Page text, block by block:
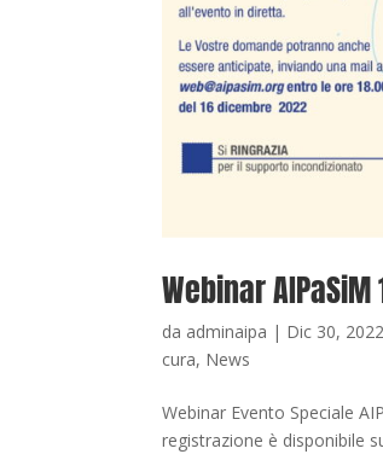
Webinar
da adminaipa | Dic 30, 2022
cura, News
Webinar Evento Speciale
registrazione è disponibile